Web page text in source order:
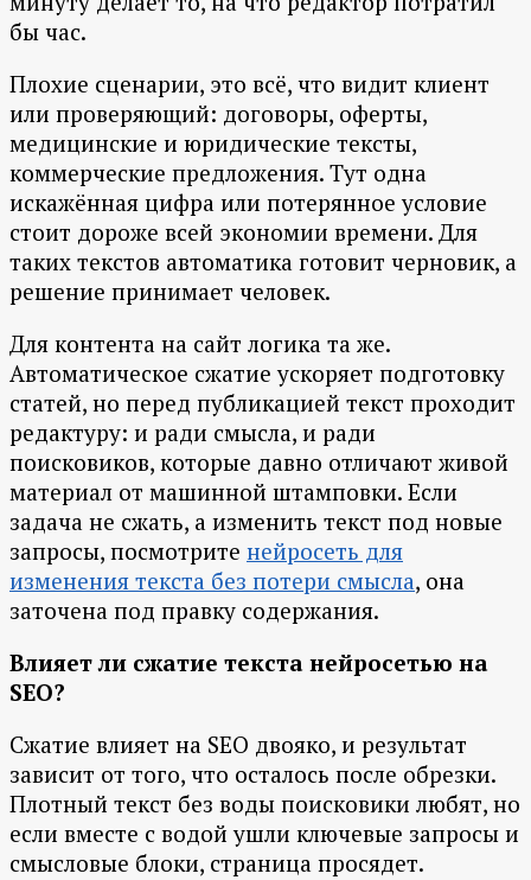
бы час.
Плохие сценарии, это всё, что видит клиент
или проверяющий: договоры, оферты,
медицинские и юридические тексты,
коммерческие предложения. Тут одна
искажённая цифра или потерянное условие
стоит дороже всей экономии времени. Для
таких текстов автоматика готовит черновик, а
решение принимает человек.
Для контента на сайт логика та же.
Автоматическое сжатие ускоряет подготовку
статей, но перед публикацией текст проходит
редактуру: и ради смысла, и ради
поисковиков, которые давно отличают живой
материал от машинной штамповки. Если
задача не сжать, а изменить текст под новые
запросы, посмотрите нейросеть для
изменения текста без потери смысла, она
заточена под правку содержания.
Влияет ли сжатие текста нейросетью на
SEO?
Сжатие влияет на SEO двояко, и результат
зависит от того, что осталось после обрезки.
Плотный текст без воды поисковики любят, но
если вместе с водой ушли ключевые запросы и
смысловые блоки, страница просядет.